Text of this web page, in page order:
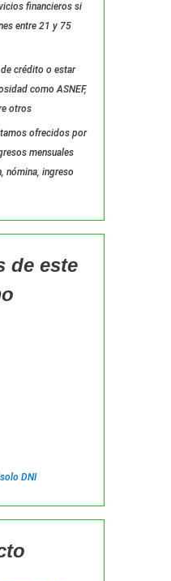
financieros si
entre 21 y 75
crédito o estar
como ASNEF,
otros
ofrecidos por
mensuales
nómina, ingreso
de este
DNI